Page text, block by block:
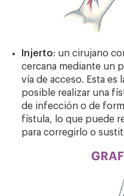
Injerto: un cirujano
cercana mediante un
vía de acceso. Esta es
posible realizar una
de infección o de
fístula, lo que puede
para corregirlo o